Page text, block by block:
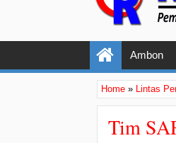
Ambon
Home » Lintas
Tim